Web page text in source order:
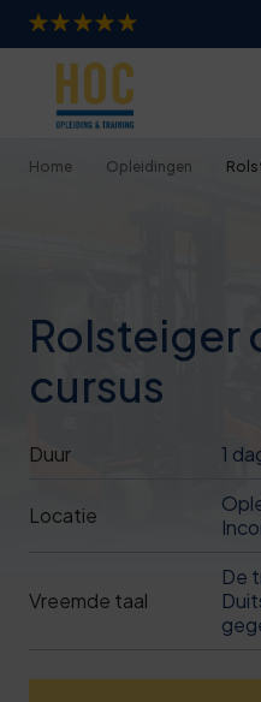
Home Opleidingen
Rolsteiger
cursus
Duur 1
Locatie
Vreemde taal
De
Je overall waardering
Titel van je beoordeling
Je naam
Verzend